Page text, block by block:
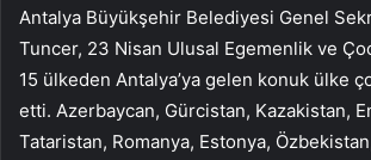
Antalya Büyükşehir Belediyesi Genel
Tuncer, 23 Nisan Ulusal Egemenlik ve
15 ülkeden Antalya’ya gelen konuk ülke
etti. Azerbaycan, Gürcistan, Kazakistan,
Tataristan, Romanya, Estonya,